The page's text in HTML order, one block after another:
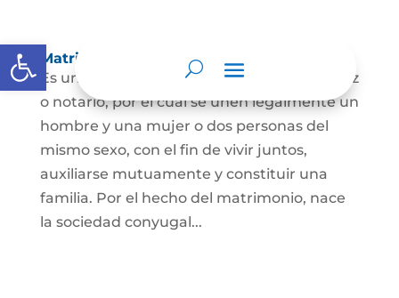
Abrir barra de herramientas
Matrimonio Civil
Es un contrato solemne celebrado ante juez
o notario, por el cual se unen legalmente un
hombre y una mujer o dos personas del
mismo sexo, con el fin de vivir juntos,
auxiliarse mutuamente y constituir una
familia. Por el hecho del matrimonio, nace
la sociedad conyugal...